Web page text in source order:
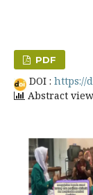
PDF
DOI : https://
Abstract